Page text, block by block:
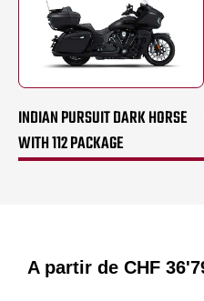
INDIAN PURSUIT DARK HORSE
WITH 112 PACKAGE
A partir de CHF